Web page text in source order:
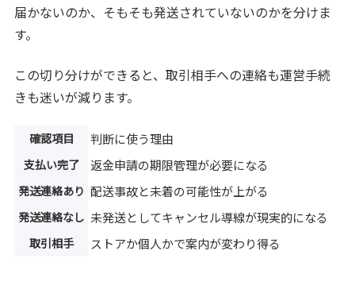
届かないのか、そもそも発送されていないのかを分けま
す。
この切り分けができると、取引相手への連絡も運営手続
きも迷いが減ります。
確認項目 判断に使う理由
支払い完了 返金申請の期限管理が必要になる
発送連絡あり 配送事故と未着の可能性が上がる
発送連絡なし 未発送としてキャンセル導線が現実的になる
取引相手 ストアか個人かで案内が変わり得る